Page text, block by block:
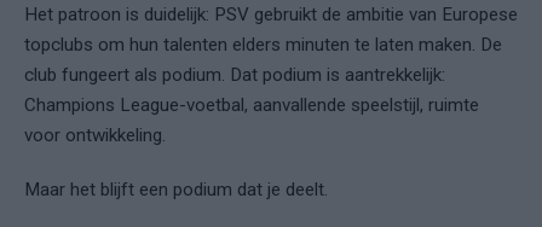
Het patroon is duidelijk: PSV gebruikt de ambitie van Europese
topclubs om hun talenten elders minuten te laten maken. De
club fungeert als podium. Dat podium is aantrekkelijk:
Champions League-voetbal, aanvallende speelstijl, ruimte
voor ontwikkeling.
Maar het blijft een podium dat je deelt.